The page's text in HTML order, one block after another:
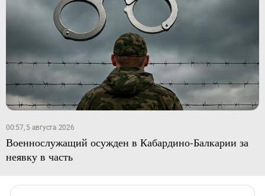
00:57, 5 августа 2026
Военнослужащий осужден в Кабардино-Балкарии за
неявку в часть